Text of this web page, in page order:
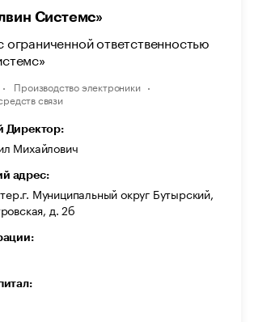
Системс»
ответственностью
Производство электроники
связи
Директор:
Михайлович
адрес:
Муниципальный округ Бутырский,
д. 2б